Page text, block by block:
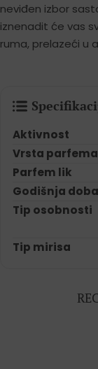
neviđen izbor
iznenadit će vas
ruma, prelazeći u
Aktivnost
Vrsta parfema
Parfem lik
Godišnja doba
Tip osobnosti
Tip mirisa